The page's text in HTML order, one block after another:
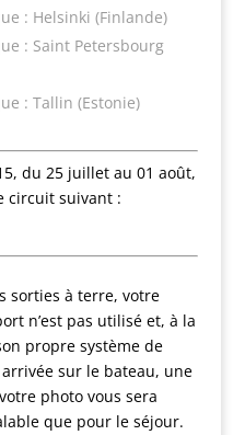
: Helsinki (Finlande)
: Saint Petersbourg
: Tallin (Estonie)
du 25 juillet au 01 août,
circuit suivant :
sorties à terre, votre
n’est pas utilisé et, à la
propre système de
sur le bateau, une
photo vous sera
que pour le séjour.